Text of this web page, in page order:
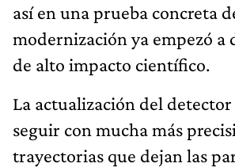
así en una prueba concreta
modernización ya empezó a
de alto impacto científico.
La actualización del
seguir con mucha más
trayectorias que dejan las